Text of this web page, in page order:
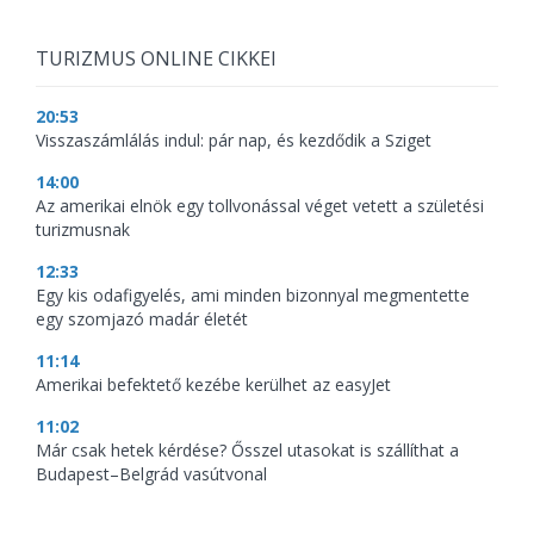
TURIZMUS ONLINE CIKKEI
20:53
Visszaszámlálás indul: pár nap, és kezdődik a Sziget
14:00
Az amerikai elnök egy tollvonással véget vetett a születési
turizmusnak
12:33
Egy kis odafigyelés, ami minden bizonnyal megmentette
egy szomjazó madár életét
11:14
Amerikai befektető kezébe kerülhet az easyJet
11:02
Már csak hetek kérdése? Ősszel utasokat is szállíthat a
Budapest–Belgrád vasútvonal